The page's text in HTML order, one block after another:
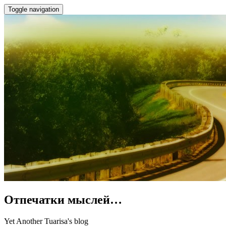
Toggle navigation
Отпечатки мыслей…
Yet Another Tuarisa's blog